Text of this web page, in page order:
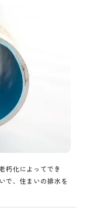
朽化によってでき
で、住まいの排水を